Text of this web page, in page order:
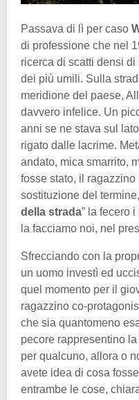
Passava di lì per caso
di professione che nel
ricerca di scatti densi
dei più umili. Sulla
meridione del paese,
davvero infelice. Un
anni se ne stava sul
rigato dalle lacrime.
andato, mica smarrito,
fosse stato, il ragazzino
sostituzione del
della strada” la fecero
la facciamo noi, nel
Sfrecciando con la
un uomo investì ed
quel momento per il
ragazzino co-
che sia quantomeno
pecore rappresentino
per qualcuno, allora o
avete idea di cosa
entrambe le cose,